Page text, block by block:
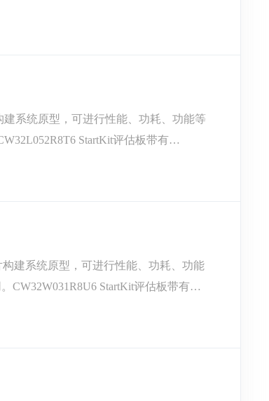
建系统原型，可进行性能、功耗、功能等
StartKit评估板带有
构建系统原型，可进行性能、功耗、功能
CW32W031R8U6 StartKit评估板带有